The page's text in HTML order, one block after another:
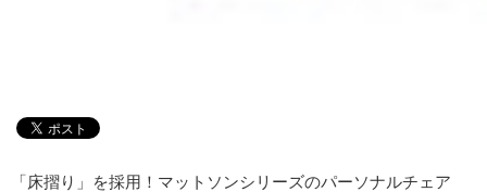
「床摺り」を採用！マットソンシリーズのパーソナルチェア